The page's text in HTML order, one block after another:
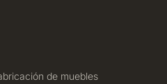
de muebles